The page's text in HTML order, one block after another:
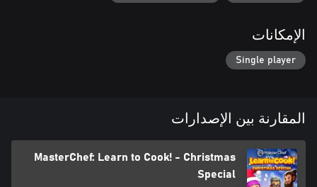
حان الوقت لتثبت أنك شيف محترف!
الإمكانات
Single player
المقارنة بين الإصدارات
MasterChef: Learn to Cook! - Christmas
Special